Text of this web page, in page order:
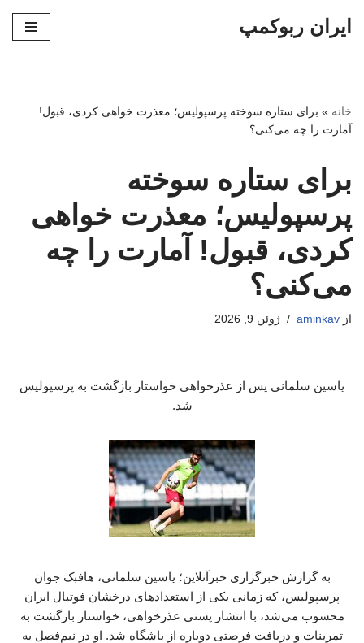
ایران ربوکمپ
خانه » برای ستاره سوخته پرسپولیس؛ معذرت خواهی کردی، قبول!
آمارت را چه می‌کنی؟
برای ستاره سوخته
پرسپولیس؛ معذرت خواهی
کردی، قبول! آمارت را چه
می‌کنی؟
از aminkav ژوئن 9, 2026
یاسین سلمانی پس از عذرخواهی خواستار بازگشت به پرسپولیس
شد.
به گزارش خبرگزاری خبرآنلاین؛ یاسین سلمانی، هافبک جوان
پرسپولیس، که زمانی یکی از استعدادهای درخشان فوتبال ایران
محسوب می‌شد، با انتشار پستی عذرخواهی، خواستار بازگشت به
تمرینات و دریافت فرصتی دوباره از باشگاه شد. او در نیم‌فصل به